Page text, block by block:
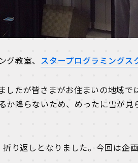
教室、 スタープログラミングス
したが皆さまがお住まいの地域で
か降らないため、めったに雪が
り返しとなりました。今回は企画